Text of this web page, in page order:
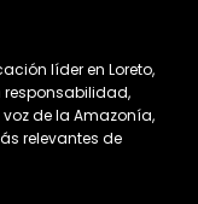
líder en Loreto,
de la Amazonía,
relevantes de